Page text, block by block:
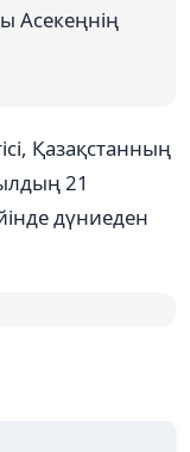
Асекеңнің
Қазақстанның
21
дүниеден